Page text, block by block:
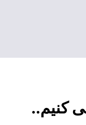
کنیم..